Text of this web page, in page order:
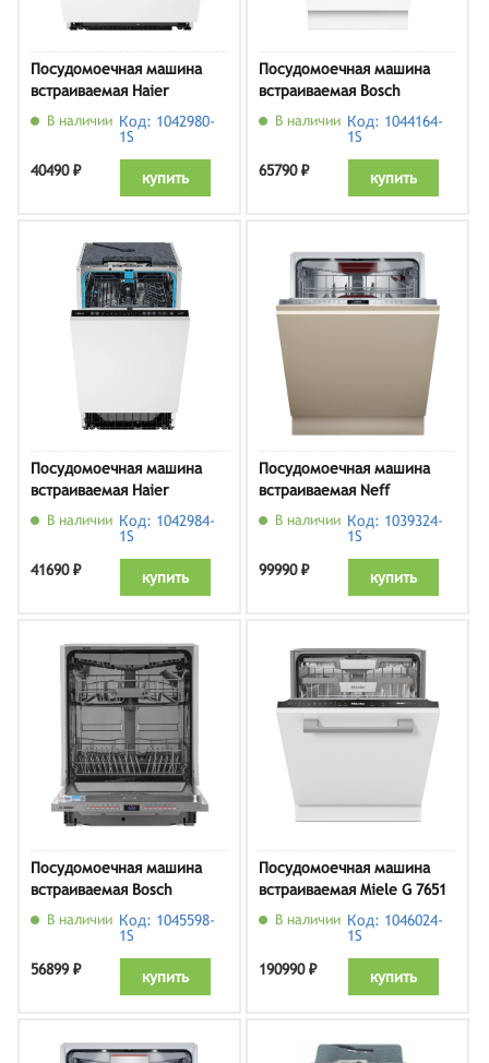
Посудомоечная машина
встраиваемая Haier
HDWE14-593RU
В наличии Код: 1042980-
1S
40490 ₽
купить
Посудомоечная машина
встраиваемая Bosch
SPV8ZMX06Q
В наличии Код: 1044164-
1S
65790 ₽
купить
Посудомоечная машина
встраиваемая Haier
HDWE11-594RU
В наличии Код: 1042984-
1S
41690 ₽
купить
Посудомоечная машина
встраиваемая Neff
S157ECX14E
В наличии Код: 1039324-
1S
99990 ₽
купить
Посудомоечная машина
встраиваемая Bosch
SMH4HVX03E
В наличии Код: 1045598-
1S
56899 ₽
купить
Посудомоечная машина
встраиваемая Miele G 7651
SCVi AutoDos OBSW Obsidian
Black, черный обсидиан
В наличии Код: 1046024-
1S
190990 ₽
купить